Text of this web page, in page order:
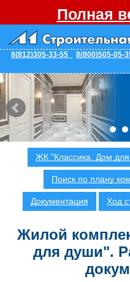
Полная
8(812)305-33-55 8(800)505-05-
ЖК "Классика. Дом
Поиск по плану
Документация Ход
Жилой
для души".